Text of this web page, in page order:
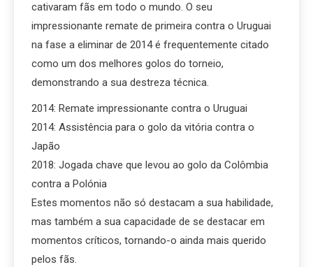
cativaram fãs em todo o mundo. O seu
impressionante remate de primeira contra o Uruguai
na fase a eliminar de 2014 é frequentemente citado
como um dos melhores golos do torneio,
demonstrando a sua destreza técnica.
2014: Remate impressionante contra o Uruguai
2014: Assistência para o golo da vitória contra o
Japão
2018: Jogada chave que levou ao golo da Colômbia
contra a Polónia
Estes momentos não só destacam a sua habilidade,
mas também a sua capacidade de se destacar em
momentos críticos, tornando-o ainda mais querido
pelos fãs.